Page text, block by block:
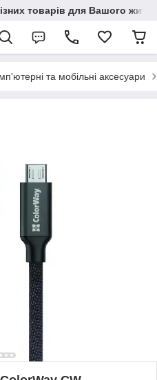
товарів для Вашого
та мобільні аксесуари